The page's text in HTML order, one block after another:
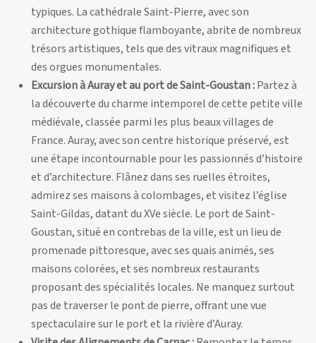
typiques. La cathédrale Saint-Pierre, avec son
architecture gothique flamboyante, abrite de nombreux
trésors artistiques, tels que des vitraux magnifiques et
des orgues monumentales.
Excursion à Auray et au port de Saint-Goustan :Partez à
la découverte du charme intemporel de cette petite ville
médiévale, classée parmi les plus beaux villages de
France. Auray, avec son centre historique préservé, est
une étape incontournable pour les passionnés d’histoire
et d’architecture. Flânez dans ses ruelles étroites,
admirez ses maisons à colombages, et visitez l’église
Saint-Gildas, datant du XVe siècle. Le port de Saint-
Goustan, situé en contrebas de la ville, est un lieu de
promenade pittoresque, avec ses quais animés, ses
maisons colorées, et ses nombreux restaurants
proposant des spécialités locales. Ne manquez surtout
pas de traverser le pont de pierre, offrant une vue
spectaculaire sur le port et la rivière d’Auray.